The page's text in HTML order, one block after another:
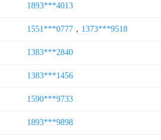
1893***4013
1551***0777 ， 1373***9518
1383***2840
1383***1456
1590***9733
1893***9898